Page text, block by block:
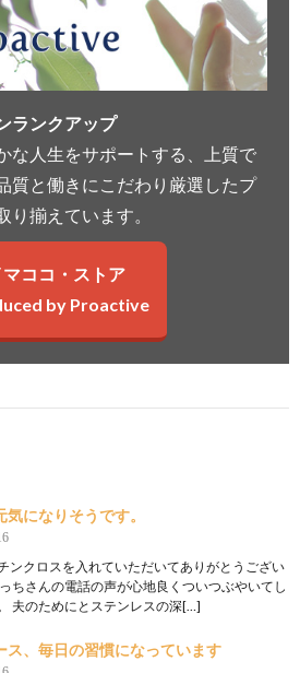
ランクアップ
な人生をサポートする、上質で
質と働きにこだわり厳選したプ
り揃えています。
マココ・ストア
by Proactive
気になりそうです。
ンクロスを入れていただいてありがとうござい
ちさんの電話の声が心地良くついつぶやいてし
夫のためにとステンレスの深[…]
ス、毎日の習慣になっています